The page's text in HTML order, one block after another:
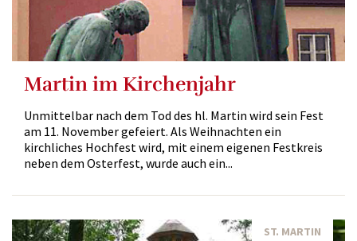
Martin im Kirchenjahr
Unmittelbar nach dem Tod des hl. Martin wird sein Fest
am 11. November gefeiert. Als Weihnachten ein
kirchliches Hochfest wird, mit einem eigenen Festkreis
neben dem Osterfest, wurde auch ein...
ST. MARTIN